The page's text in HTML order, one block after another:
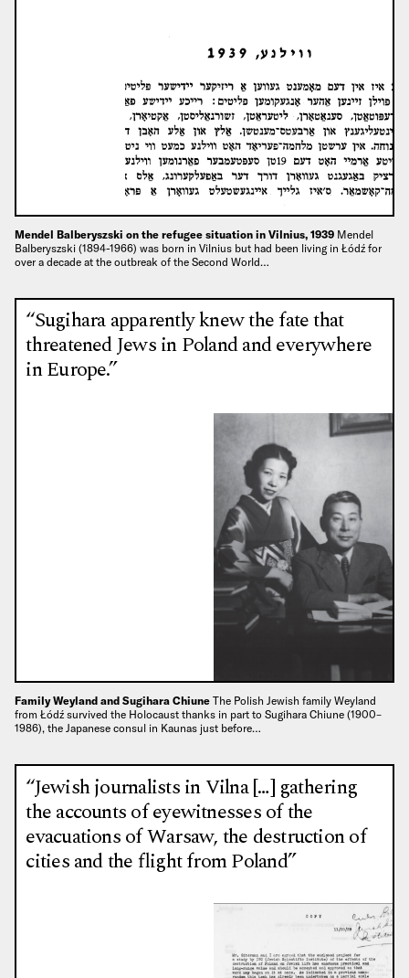
Mendel Balberyszski on the refugee situation in Vilnius, 1939 Mendel
Balberyszski (1894-1966) was born in Vilnius but had been living in Łódź for
over a decade at the outbreak of the Second World…
“Sugihara apparently knew the fate that
threatened Jews in Poland and everywhere
in Europe.”
Family Weyland and Sugihara Chiune The Polish Jewish family Weyland
from Łódź survived the Holocaust thanks in part to Sugihara Chiune (1900–
1986), the Japanese consul in Kaunas just before…
“Jewish journalists in Vilna […] gathering
the accounts of eyewitnesses of the
evacuations of Warsaw, the destruction of
cities and the flight from Poland”